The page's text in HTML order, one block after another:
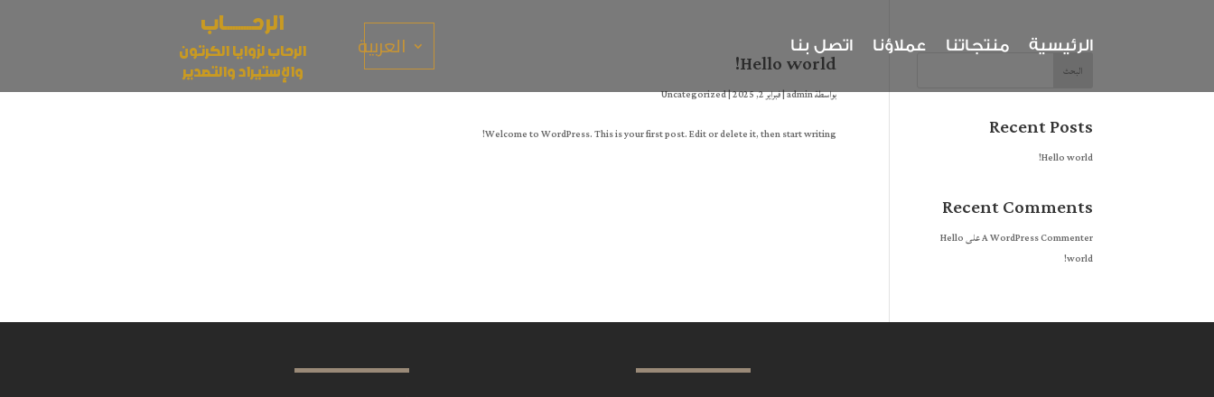
الرحــــــــــاب
​الرحاب لزوايا الكرتون
والإستيراد والتصدير
العربية الرئيسية منتجاتنا عملاؤنا اتصل بنا
Hello world!
بواسطةadmin
|فبراير 2, 2025 |
Uncategorized
Welcome to WordPress. This is your first post. Edit or delete it, then start writing!
البحث
Recent Posts
Hello world!
Recent Comments
A WordPress CommenterعلىHello
world!